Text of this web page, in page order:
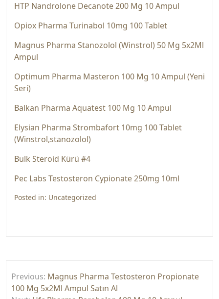
HTP Nandrolone Decanote 200 Mg 10 Ampul
Opiox Pharma Turinabol 10mg 100 Tablet
Magnus Pharma Stanozolol (Wi̇nstrol) 50 Mg 5x2Ml
Ampul
Optimum Pharma Masteron 100 Mg 10 Ampul (Yeni
Seri)
Balkan Pharma Aquatest 100 Mg 10 Ampul
Elysi̇an Pharma Strombafort 10mg 100 Tablet
(Wi̇nstrol,stanozolol)
Bulk Steroid Kürü #4
Pec Labs Testosteron Cypi̇onate 250mg 10ml
Posted in: Uncategorized
gezinmesi
Previous: Magnus Pharma Testosteron Propionate
100 Mg 5x2Ml Ampul Satın Al